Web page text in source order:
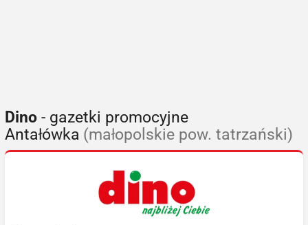
Dino - gazetki promocyjne
Antałówka (małopolskie pow. tatrzański)